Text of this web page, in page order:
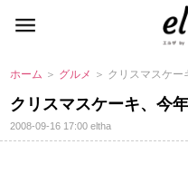
ホーム ＞ グルメ ＞ クリスマスケー
クリスマスケーキ、今
2008-09-16 17:00eltha